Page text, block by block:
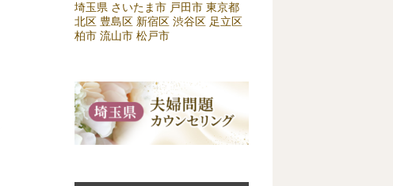
埼玉県 さいたま市 戸田市 東京都
北区 豊島区 新宿区 渋谷区 足立区
柏市 流山市 松戸市